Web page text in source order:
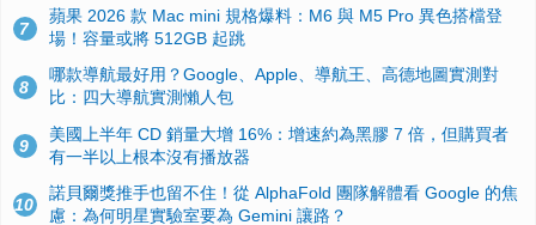
7
蘋果 2026 款 Mac mini 規格爆料：M6 與 M5 Pro 異色搭檔登
場！容量或將 512GB 起跳
8
哪款導航最好用？Google、Apple、導航王、高德地圖實測對
比：四大導航實測懶人包
9
美國上半年 CD 銷量大增 16%：增速約為黑膠 7 倍，但購買者
有一半以上根本沒有播放器
10
諾貝爾獎推手也留不住！從 AlphaFold 團隊解體看 Google 的焦
慮：為何明星實驗室要為 Gemini 讓路？